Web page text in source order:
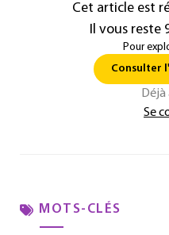
Cet article est
Il vous reste
Pour
Consulter
Déjà
Se
MOTS-CLÉS